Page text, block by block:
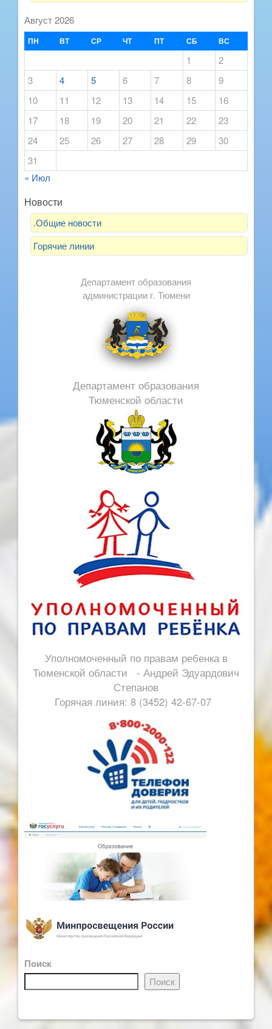
Август 2026
ПН ВТ СР ЧТ ПТ СБ ВС
1
2
3
4 5 6 7 8
9
10
11 12 13 14 15
16
17
18 19 20 21 22
23
24
25 26 27 28 29
30
31
« Июл
Новости
.Общие новости
Горячие линии
Департамент образования
администрации г. Тюмени
Департамент образования
Тюменской области
Уполномоченный по правам ребенка в
Тюменской области - Андрей Эдуардович
Степанов
Горячая линия: 8 (3452) 42-67-07
Поиск
Поиск